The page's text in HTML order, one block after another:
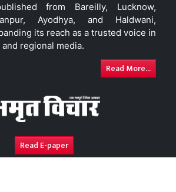
from Bareilly, Lucknow,
Ayodhya, and Haldwani,
its reach as a trusted voice in
regional media.
Read More...
Read E-paper